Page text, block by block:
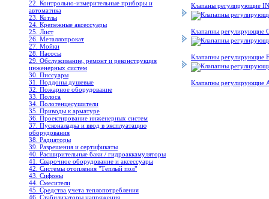
22. Контрольно-измерительные приборы и
автоматика
23. Котлы
24. Крепежные аксессуары
25. Лист
26. Металлопрокат
27. Мойки
28. Насосы
29. Обслуживание, ремонт и реконструкция
инженерных систем
30. Писсуары
31. Поддоны душевые
32. Пожарное оборудование
33. Полоса
34. Полотенцесушители
35. Приводы к арматуре
36. Проектирование инженерных систем
37. Пусконаладка и ввод в эксплуатацию
оборудования
38. Радиаторы
39. Разрешения и сертификаты
40. Расширительные баки / гидроаккамуляторы
41. Сварочное оборудование и аксессуары
42. Системы отопления "Теплый пол"
43. Сифоны
44. Смесители
45. Средства учета теплопотребления
46. Стабилизаторы напряжения
Клапаны регулирующие
Клапапны
Клапапны регулирующие
Клапапны